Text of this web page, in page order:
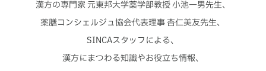
こだわり素材
漢方の専門家 元東邦大学薬学部教授 小池一男先生、
薬膳コンシェルジュ協会代表理事 杏仁美友先生、
SINCAスタッフによる、
漢方にまつわる知識やお役立ち情報、